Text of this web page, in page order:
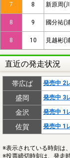
7 8 新原周(
8 9 國分祐(
8 10 見越彬(
直近の発走状況
帯広ば 発売中 2
盛岡 発売中 3
金沢 発売中 1
佐賀 発売中 1
※表示されている時刻は
※投票締切時刻は、発走